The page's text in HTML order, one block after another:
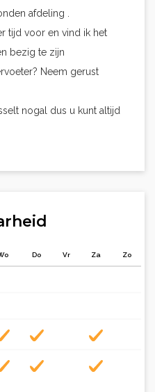
afdeling .
tijd voor en vind ik het
bezig te zijn
Neem gerust
nogal dus u kunt altijd
Do Vr Za Zo